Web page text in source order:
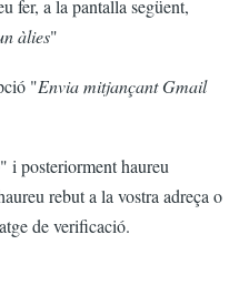
fer, a la pantalla següent,
àlies"
"Envia mitjançant Gmail
" i posteriorment haureu
rebut a la vostra adreça o
de verificació.